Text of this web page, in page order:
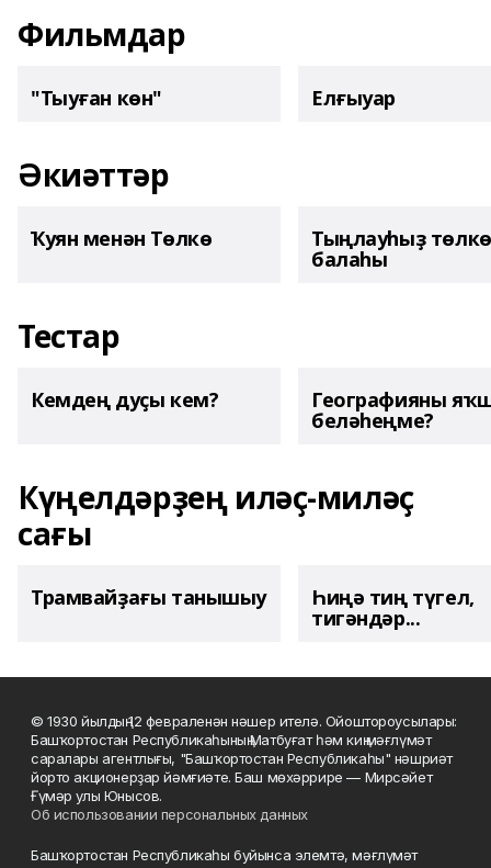
Фильмдар
"Тыуған көн" Елғыуар
Әкиәттәр
Ҡуян менән Төлкө Тыңлауһыҙ төлкө
балаһы
Тестар
Кемдең дуҫы кем? Географияны
беләһеңме?
Күңелдәрҙең иләҫ-миләҫ
сағы
Трамвайҙағы танышыу Һиңә тиң түгел,
тигәндәр...
© 1930 йылдың 12 февраленән нәшер ителә. Ойоштороусылары:
Башҡортостан Республикаһының Матбуғат һәм киң мәғлүмәт
саралары агентлығы, "Башҡортостан Республикаһы" нәшриәт
йорто акционерҙар йәмғиәте. Баш мөхәррире — Мирсәйет
Ғүмәр улы Юнысов.
Об использовании персональных данных
Башҡортостан Республикаһы буйынса элемтә, мәғлүмәт